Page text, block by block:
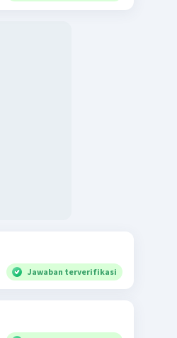
Jawaban terverifikasi